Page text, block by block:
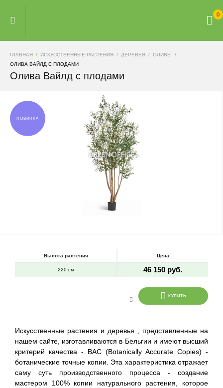
0
ГЛАВНАЯ ИСКУССТВЕННЫЕ РАСТЕНИЯ ДЕРЕВЬЯ
ОЛИВЫ
ОЛИВА ВАЙЛД С ПЛОДАМИ
Олива Вайлд с плодами
НОВИНКА
Высота растения Цена
220 см 46 150 руб.
КУПИТЬ
Искусственные растения и деревья , представленные на
нашем сайте, изготавливаются в Бельгии и имеют высший
критерий качества - BAC (Botanically Accurate Copies) -
ботанические точные копии. Эта характеристика отражает
саму суть производственного процесса - создание
мастером 100% копии натурального растения, которое